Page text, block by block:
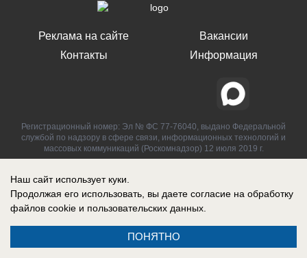
Реклама на сайте
Контакты
Вакансии
Информация
Регистрационный номер: Эл № ФС 77-76040, выдано Федеральной
службой по надзору в сфере связи, информационных технологий и
массовых коммуникаций (Роскомнадзор) 12 июля 2019 г.
Наш сайт использует куки.
Продолжая его использовать, вы даете согласие на обработку
файлов cookie и пользовательских данных.
ПОНЯТНО